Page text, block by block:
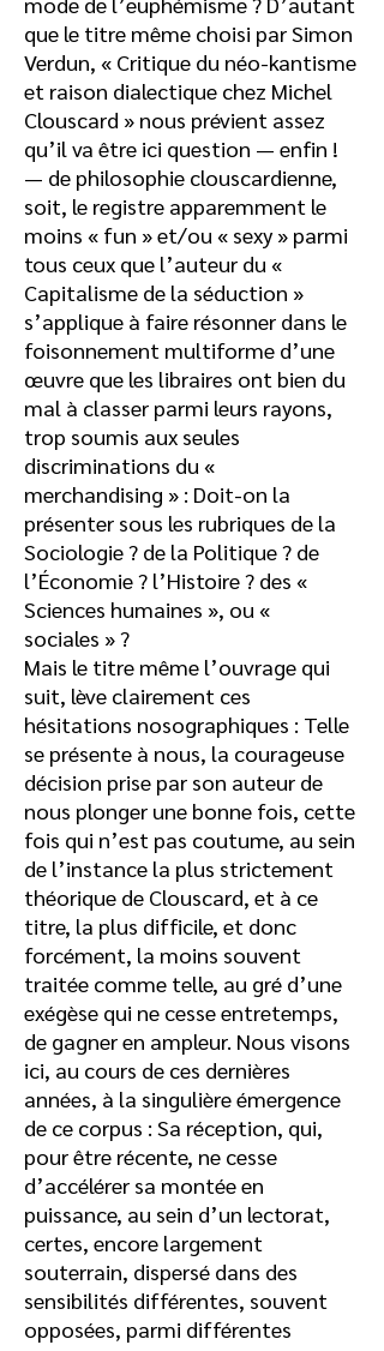
que le titre même choisi par Simon
Verdun, « Critique du néo-kantisme
et raison dialectique chez Michel
Clouscard » nous prévient assez
qu’il va être ici question — enfin !
— de philosophie clouscardienne,
soit, le registre apparemment le
moins « fun » et/ou « sexy » parmi
tous ceux que l’auteur du «
Capitalisme de la séduction »
s’applique à faire résonner dans le
foisonnement multiforme d’une
œuvre que les libraires ont bien du
mal à classer parmi leurs rayons,
trop soumis aux seules
discriminations du «
merchandising » : Doit-on la
présenter sous les rubriques de la
Sociologie ? de la Politique ? de
l’Économie ? l’Histoire ? des «
Sciences humaines », ou «
sociales » ?
Mais le titre même l’ouvrage qui
suit, lève clairement ces
hésitations nosographiques : Telle
se présente à nous, la courageuse
décision prise par son auteur de
nous plonger une bonne fois, cette
fois qui n’est pas coutume, au sein
de l’instance la plus strictement
théorique de Clouscard, et à ce
titre, la plus difficile, et donc
forcément, la moins souvent
traitée comme telle, au gré d’une
exégèse qui ne cesse entretemps,
de gagner en ampleur. Nous visons
ici, au cours de ces dernières
années, à la singulière émergence
de ce corpus : Sa réception, qui,
pour être récente, ne cesse
d’accélérer sa montée en
puissance, au sein d’un lectorat,
certes, encore largement
souterrain, dispersé dans des
sensibilités différentes, souvent
opposées, parmi différentes